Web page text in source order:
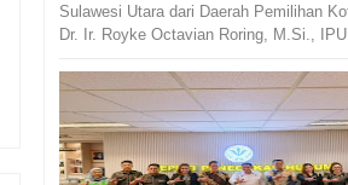
Sulawesi Utara dari Daerah Pemilihan
Dr. Ir. Royke Octavian Roring, M.Si.,